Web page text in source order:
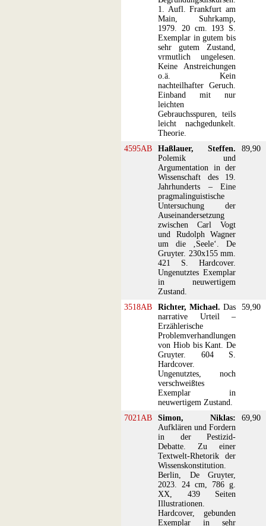
1. Aufl. Frankfurt am
Main, Suhrkamp,
1979. 20 cm. 193 S.
Exemplar in gutem bis
sehr gutem Zustand,
vrmutlich ungelesen.
Keine Anstreichungen
o.ä. Kein
nachteilhafter Geruch.
Einband mit nur
leichten
Gebrauchsspuren, teils
leicht nachgedunkelt.
Theorie.
4595AB
Haßlauer, Steffen.
Polemik und
Argumentation in der
Wissenschaft des 19.
Jahrhunderts – Eine
pragmalinguistische
Untersuchung der
Auseinandersetzung
zwischen Carl Vogt
und Rudolph Wagner
um die ‚Seele‘. De
Gruyter. 230x155 mm.
421 S. Hardcover.
Ungenutztes Exemplar
in neuwertigem
Zustand.
89,90
3518AB Richter, Michael. Das
narrative Urteil –
Erzählerische
Problemverhandlungen
von Hiob bis Kant. De
Gruyter. 604 S.
Hardcover.
Ungenutztes, noch
verschweißtes
Exemplar in
neuwertigem Zustand.
59,90
7021AB
Simon, Niklas:
Aufklären und Fordern
in der Pestizid-
Debatte. Zu einer
Textwelt-Rhetorik der
Wissenskonstitution.
Berlin, De Gruyter,
2023. 24 cm, 786 g.
XX, 439 Seiten
Illustrationen.
Hardcover, gebunden
Exemplar in sehr
69,90